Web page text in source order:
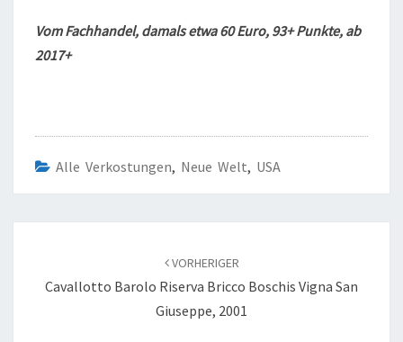
Vom Fachhandel, damals etwa 60 Euro, 93+ Punkte, ab
2017+
Alle Verkostungen, Neue Welt, USA
VORHERIGER
Cavallotto Barolo Riserva Bricco Boschis Vigna San
Giuseppe, 2001